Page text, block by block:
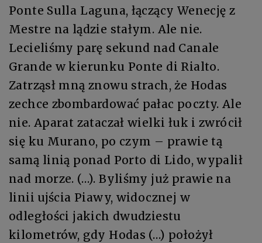
Ponte Sulla Laguna, łączący Wenecję z
Mestre na lądzie stałym. Ale nie.
Lecieliśmy parę sekund nad Canale
Grande w kierunku Ponte di Rialto.
Zatrząsł mną znowu strach, że Hodas
zechce zbombardować pałac poczty. Ale
nie. Aparat zataczał wielki łuk i zwrócił
się ku Murano, po czym – prawie tą
samą linią ponad Porto di Lido, wypalił
nad morze. (…). Byliśmy już prawie na
linii ujścia Piawy, widocznej w
odległości jakich dwudziestu
kilometrów, gdy Hodas (…) położył